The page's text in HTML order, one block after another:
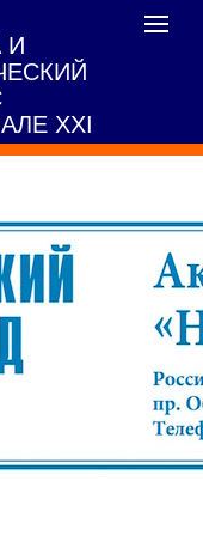
И
XXI
Toggle